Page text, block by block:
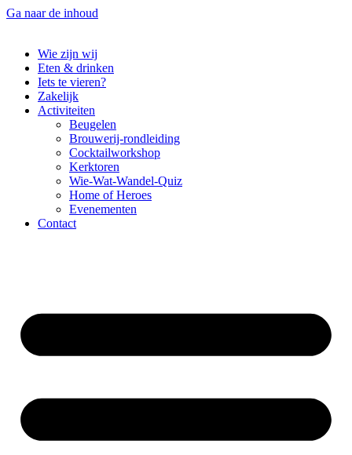
Ga naar de inhoud
Wie zijn wij
Eten & drinken
Iets te vieren?
Zakelijk
Activiteiten
Beugelen
Brouwerij-rondleiding
Cocktailworkshop
Kerktoren
Wie-Wat-Wandel-Quiz
Home of Heroes
Evenementen
Contact